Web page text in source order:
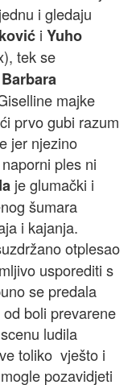
i gledaju
i Yuho
tek se
Barbara
majke
prvo gubi razum
jer njezino
ples ni
je glumački i
šumara
i kajanja.
otplesao
usporediti s
se predala
boli prevarene
ludila
toliko vješto i
pozavidjeti